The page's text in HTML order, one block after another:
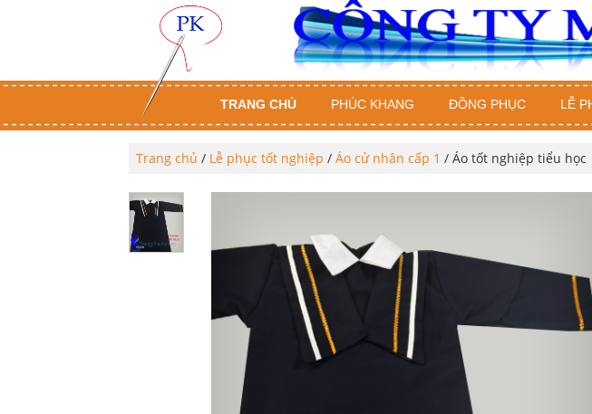
TRANG CHỦ PHÚC KHANG ĐỒNG PHỤC LỄ
Trang chủ / Lễ phục tốt nghiệp / Áo cử nhân cấp 1 / Áo tốt nghiệp tiểu học